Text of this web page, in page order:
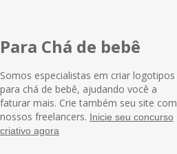
Para Chá de bebê
Somos especialistas em criar logotipos
para chá de bebê, ajudando você a
faturar mais. Crie também seu site com
nossos freelancers. Inicie seu concurso
criativo agora